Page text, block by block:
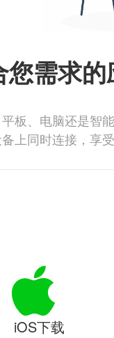
需求的
板、电脑还是智
上同时连接，享受
iOS下载